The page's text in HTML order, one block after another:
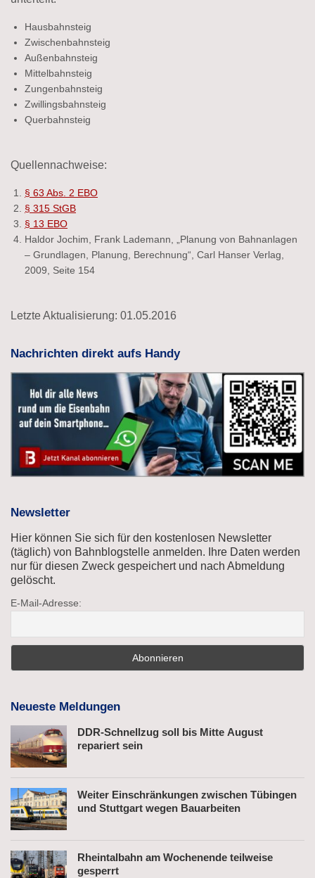
Hausbahnsteig
Zwischenbahnsteig
Außenbahnsteig
Mittelbahnsteig
Zungenbahnsteig
Zwillingsbahnsteig
Querbahnsteig
Quellennachweise:
§ 63 Abs. 2 EBO
§ 315 StGB
§ 13 EBO
Haldor Jochim, Frank Lademann, „Planung von Bahnanlagen
– Grundlagen, Planung, Berechnung“, Carl Hanser Verlag,
2009, Seite 154
Letzte Aktualisierung: 01.05.2016
Nachrichten direkt aufs Handy
Newsletter
Hier können Sie sich für den kostenlosen Newsletter
(täglich) von Bahnblogstelle anmelden. Ihre Daten werden
nur für diesen Zweck gespeichert und nach Abmeldung
gelöscht.
E-Mail-Adresse:
Neueste Meldungen
DDR-Schnellzug soll bis Mitte August
repariert sein
Weiter Einschränkungen zwischen Tübingen
und Stuttgart wegen Bauarbeiten
Rheintalbahn am Wochenende teilweise
gesperrt